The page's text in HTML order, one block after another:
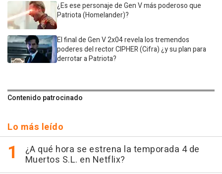
¿Es ese personaje de Gen V más poderoso que
Patriota (Homelander)?
El final de Gen V 2x04 revela los tremendos
poderes del rector CIPHER (Cifra) ¿y su plan para
derrotar a Patriota?
Contenido patrocinado
Lo más leído
¿A qué hora se estrena la temporada 4 de
Muertos S.L. en Netflix?